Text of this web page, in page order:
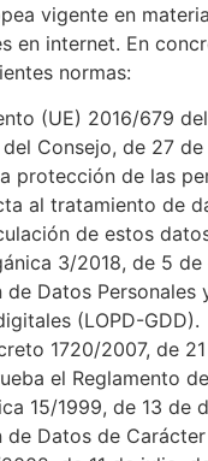
vigente en
en internet. En
normas:
(UE) 2016/679
Consejo, de 27
protección de las
al tratamiento de
de estos
3/2018, de 5
de Datos Personales
(LOPD-GDD).
1720/2007, de
el Reglamento
15/1999, de 13 de
Datos de Carácter